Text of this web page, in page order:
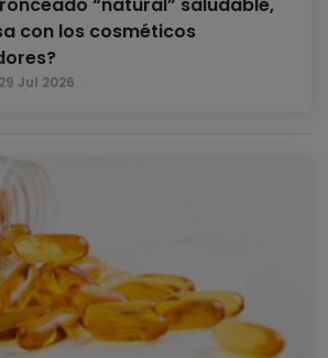
con los cosméticos
29 Jul 2026